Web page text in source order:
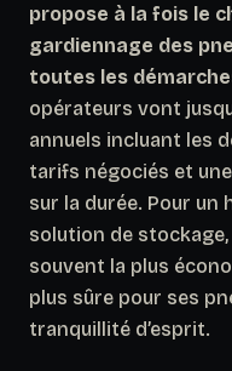
propose à la fois le
gardiennage des
toutes les
opérateurs vont
annuels incluant les
tarifs négociés et
sur la durée. Pour un
solution de
souvent la plus
plus sûre pour ses
tranquillité d’esprit.